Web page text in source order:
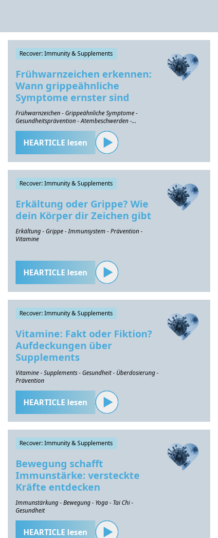
Recover: Immunity & Supplements
Frühwarnzeichen erkennen:
Wann grippeähnliche
Symptome ernster sind
Frühwarnzeichen - Grippeähnliche Symptome -
Gesundheitsprävention - Atembeschwerden -
HEARTICLE lesen
Recover: Immunity & Supplements
Erkältung oder Grippe? Wie
dein Körper dir Zeichen gibt
Erkältung - Grippe - Immunsystem - Prävention -
Vitamine
HEARTICLE lesen
Recover: Immunity & Supplements
Vitamine: Fakt oder Fiktion?
Aufdeckungen über
Supplements
Vitamine - Supplements - Gesundheit - Überdosierung -
Prävention
HEARTICLE lesen
Recover: Immunity & Supplements
Bewegung schafft
Immunstärke: versteckte
Kräfte entdecken
Immunstärkung - Bewegung - Yoga - Tai Chi -
Gesundheit
HEARTICLE lesen